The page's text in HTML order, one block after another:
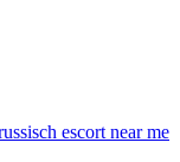
escort near me